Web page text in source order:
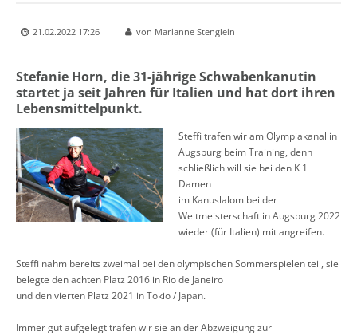
21.02.2022 17:26 von Marianne Stenglein
Stefanie Horn, die 31-jährige Schwabenkanutin
startet ja seit Jahren für Italien und hat dort ihren
Lebensmittelpunkt.
Steffi trafen wir am Olympiakanal in
Augsburg beim Training, denn
schließlich will sie bei den K 1
Damen
im Kanuslalom bei der
Weltmeisterschaft in Augsburg 2022
wieder (für Italien) mit angreifen.
Steffi nahm bereits zweimal bei den olympischen Sommerspielen teil, sie
belegte den achten Platz 2016 in Rio de Janeiro
und den vierten Platz 2021 in Tokio / Japan.
Immer gut aufgelegt trafen wir sie an der Abzweigung zur